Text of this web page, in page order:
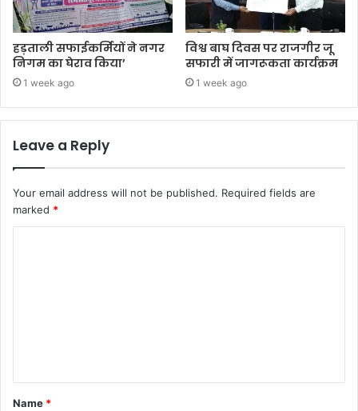
हड़ताली सफाईकर्मियों ने नगर
निगम का घेराव किया’
1 week ago
विश्व बाघ दिवस पर राजगीर जू
सफारी में जागरूकता कार्यक्रम
1 week ago
Leave a Reply
Your email address will not be published. Required fields are
marked *
Name *